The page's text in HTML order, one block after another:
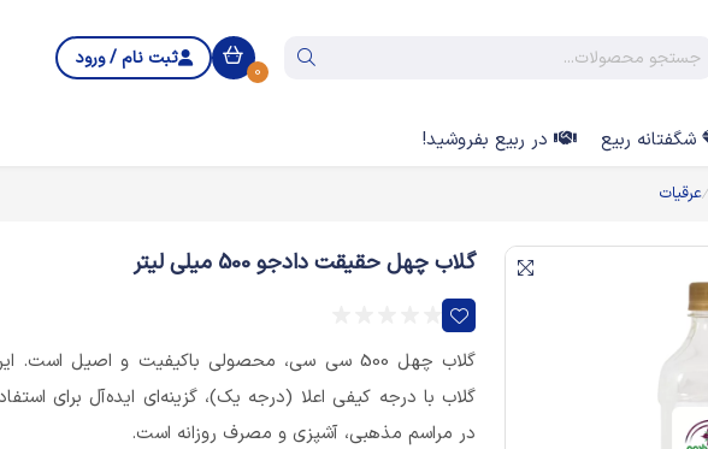
0
ثبت نام / ورود
شگفتانه ربیع در ربیع بفروشید!
عرقیات
گلاب چهل حقیقت دادجو 500 میلی لیتر
گلاب چهل 500 سی سی، محصولی باکیفیت و اصیل است.
گلاب با درجه کیفی اعلا (درجه یک)، گزینه‌ای ایده‌آل برای
در مراسم مذهبی، آشپزی و مصرف روزانه است.